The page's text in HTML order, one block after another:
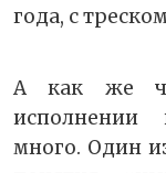
года, с
А как же
исполнении
много. Один